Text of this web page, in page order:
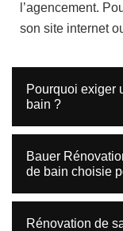
l’agencement.
son site internet
Pourquoi exiger
bain ?
Bauer
de bain choisie
Rénovation de